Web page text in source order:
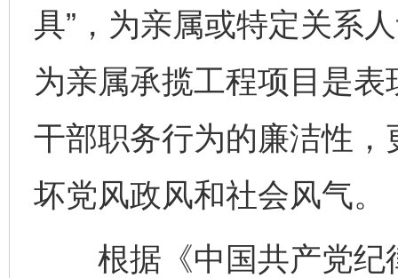
具”，为亲属或特定关系
为亲属承揽工程项目是
干部职务行为的廉洁性
坏党风政风和社会风气。
根据《中国共产党纪